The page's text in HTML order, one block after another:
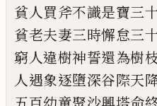
貧人買斧不識是寶三
貧老夫妻三時懈怠三
窮人違樹神誓還為樹
人遇象逐墮深谷際天